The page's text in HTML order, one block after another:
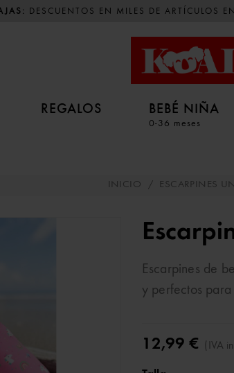
DESCUENTOS EN MILES DE ARTÍCULOS
REGALOS BEBÉ NIÑA
0-36 meses
INICIO / ESCARPINES
Escarpines de
y perfectos
12,99 € (IVA